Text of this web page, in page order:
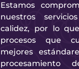
Estamos
nuestros
calidez, por lo
procesos que
mejores
procesamiento